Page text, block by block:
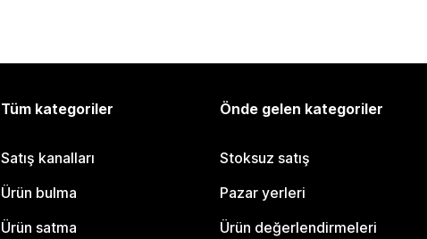
Tüm kategoriler
Satış kanalları
Ürün bulma
Ürün satma
Önde gelen kategoriler
Stoksuz satış
Pazar yerleri
Ürün değerlendirmeleri